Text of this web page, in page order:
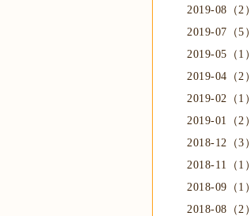
2019-08（2）
2019-07（5）
2019-05（1）
2019-04（2）
2019-02（1）
2019-01（2）
2018-12（3）
2018-11（1）
2018-09（1）
2018-08（2）